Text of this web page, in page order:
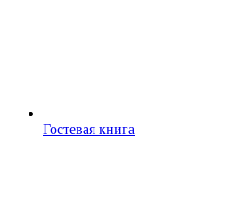
Гостевая книга